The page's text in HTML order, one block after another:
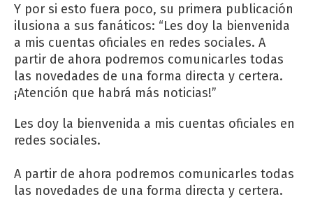
Y por si esto fuera poco, su primera publicación
ilusiona a sus fanáticos: “Les doy la bienvenida
a mis cuentas oficiales en redes sociales. A
partir de ahora podremos comunicarles todas
las novedades de una forma directa y certera.
¡Atención que habrá más noticias!”
Les doy la bienvenida a mis cuentas oficiales en
redes sociales.
A partir de ahora podremos comunicarles todas
las novedades de una forma directa y certera.